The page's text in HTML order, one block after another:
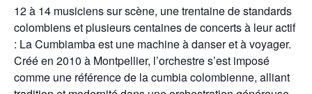
12 à 14 musiciens sur scène, une trentaine de standards
colombiens et plusieurs centaines de concerts à leur actif
: La Cumbiamba est une machine à danser et à voyager.
Créé en 2010 à Montpellier, l’orchestre s’est imposé
comme une référence de la cumbia colombienne, alliant